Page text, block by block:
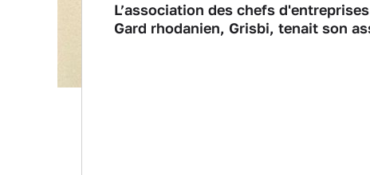
L’association des chefs
Gard rhodanien, Grisbi, tenait son